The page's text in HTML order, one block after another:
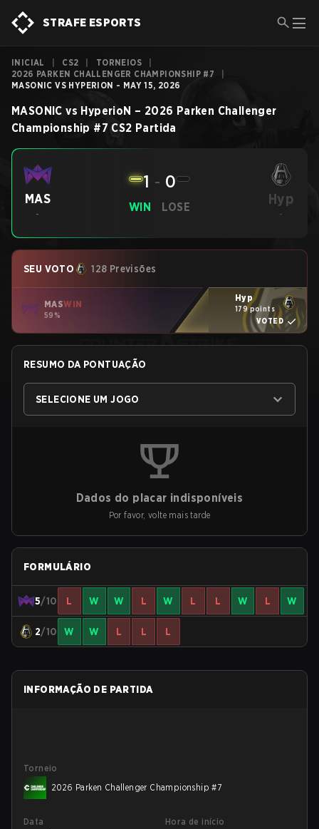
STRAFE ESPORTS
INICIAL CS2 TORNEIOS
2026 PARKEN CHALLENGER CHAMPIONSHIP #7
MASONIC VS HYPERION - MAY 15, 2026
MASONIC vs HyperioN – 2026 Parken Challenger
Championship #7 CS2 Partida
MAS
-
WIN
1 - 0
LOSE Hyp
-
SEU VOTO 128 Previsões
MASWIN
59%
Hyp
179 points
VOTED
RESUMO DA PONTUAÇÃO
SELECIONE UM JOGO
Dados do placar indisponíveis
Por favor, volte mais tarde
FORMULÁRIO
5/10 L W W L W L L W L W
2/10 W W L L L
INFORMAÇÃO DE PARTIDA
Torneio
2026 Parken Challenger Championship #7
Data
Hora de início